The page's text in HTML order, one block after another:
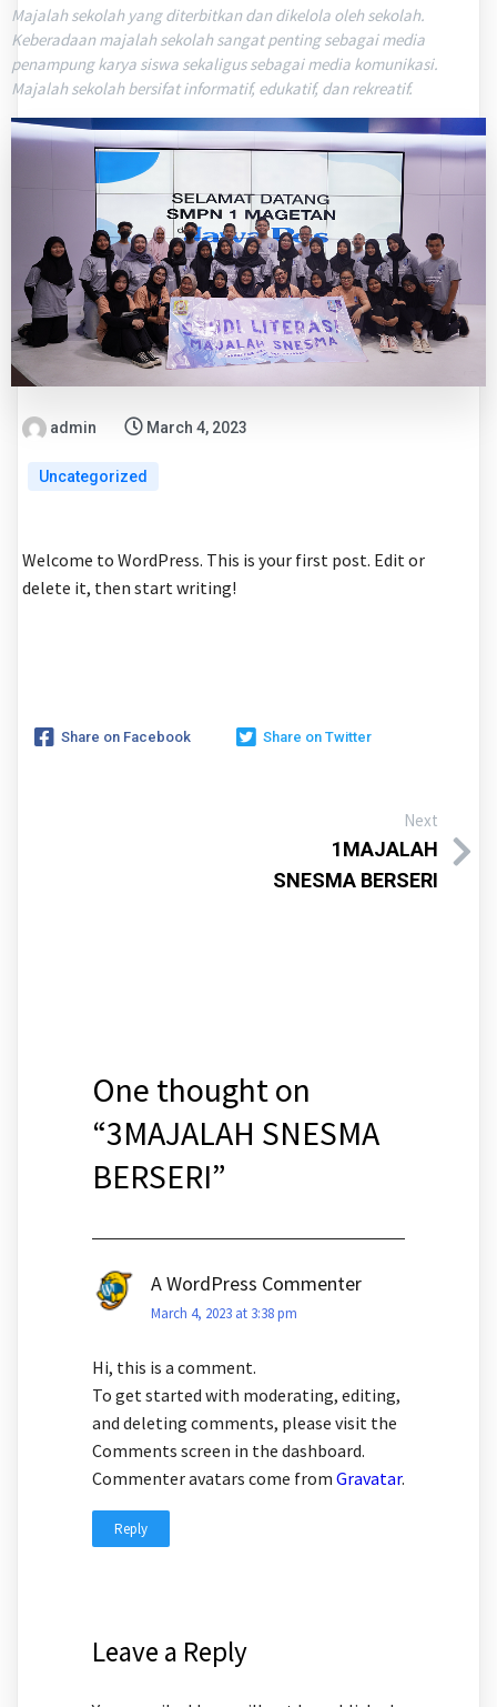
Majalah sekolah yang diterbitkan dan dikelola oleh sekolah.
Keberadaan majalah sekolah sangat penting sebagai media
penampung karya siswa sekaligus sebagai media komunikasi.
Majalah sekolah bersifat informatif, edukatif, dan rekreatif.
admin March 4, 2023
Uncategorized
Welcome to WordPress. This is your first post. Edit or
delete it, then start writing!
Share on Facebook Share on Twitter
Next
1MAJALAH
SNESMA BERSERI
One thought on
“3MAJALAH SNESMA
BERSERI”
A WordPress Commenter
March 4, 2023 at 3:38 pm
Hi, this is a comment.
To get started with moderating, editing,
and deleting comments, please visit the
Comments screen in the dashboard.
Commenter avatars come from Gravatar.
Reply
Leave a Reply